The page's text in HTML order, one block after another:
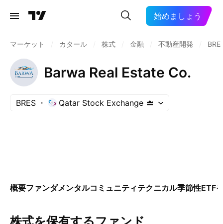
始めましょう
マーケット カタール 株式 金融 不動産開発
Barwa Real Estate Co.
BRES Qatar Stock Exchange
概要ファンダメンタルコミュニティテクニカル季節性ETF